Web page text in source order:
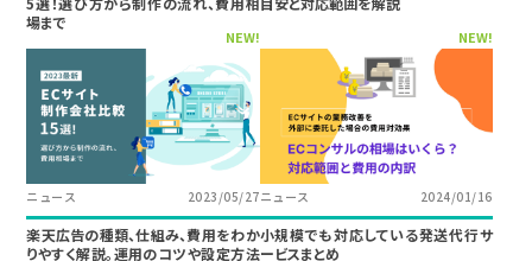
場まで
NEW!
ニュース 2023/05/27
NEW!
ニュース 2024/01/16
楽天広告の種類、仕組み、費用をわか
りやすく解説。運用のコツや設定方法
小規模でも対応している発送代行サ
ービスまとめ